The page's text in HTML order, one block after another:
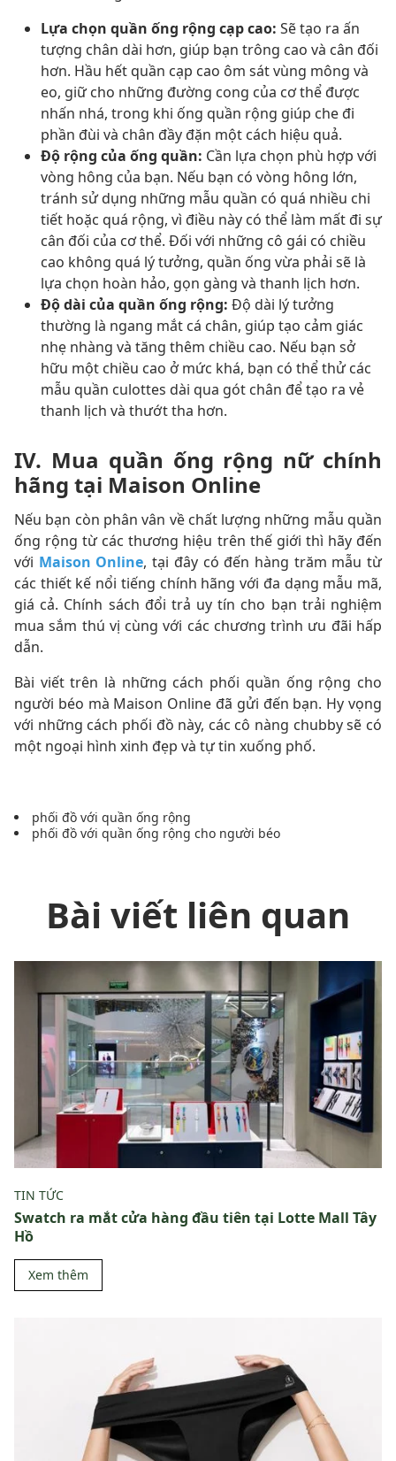
Lựa chọn quần ống rộng cạp cao: Sẽ tạo ra ấn
tượng chân dài hơn, giúp bạn trông cao và cân đối
hơn. Hầu hết quần cạp cao ôm sát vùng mông và
eo, giữ cho những đường cong của cơ thể được
nhấn nhá, trong khi ống quần rộng giúp che đi
phần đùi và chân đầy đặn một cách hiệu quả.
Độ rộng của ống quần: Cần lựa chọn phù hợp với
vòng hông của bạn. Nếu bạn có vòng hông lớn,
tránh sử dụng những mẫu quần có quá nhiều chi
tiết hoặc quá rộng, vì điều này có thể làm mất đi sự
cân đối của cơ thể. Đối với những cô gái có chiều
cao không quá lý tưởng, quần ống vừa phải sẽ là
lựa chọn hoàn hảo, gọn gàng và thanh lịch hơn.
Độ dài của quần ống rộng: Độ dài lý tưởng
thường là ngang mắt cá chân, giúp tạo cảm giác
nhẹ nhàng và tăng thêm chiều cao. Nếu bạn sở
hữu một chiều cao ở mức khá, bạn có thể thử các
mẫu quần culottes dài qua gót chân để tạo ra vẻ
thanh lịch và thướt tha hơn.
IV. Mua quần ống rộng nữ chính
hãng tại Maison Online
Nếu bạn còn phân vân về chất lượng những mẫu quần
ống rộng từ các thương hiệu trên thế giới thì hãy đến
với Maison Online, tại đây có đến hàng trăm mẫu từ
các thiết kế nổi tiếng chính hãng với đa dạng mẫu mã,
giá cả. Chính sách đổi trả uy tín cho bạn trải nghiệm
mua sắm thú vị cùng với các chương trình ưu đãi hấp
dẫn.
Bài viết trên là những cách phối quần ống rộng cho
người béo mà Maison Online đã gửi đến bạn. Hy vọng
với những cách phối đồ này, các cô nàng chubby sẽ có
một ngoại hình xinh đẹp và tự tin xuống phố.
phối đồ với quần ống rộng
phối đồ với quần ống rộng cho người béo
Bài viết liên quan
TIN TỨC
Swatch ra mắt cửa hàng đầu tiên tại Lotte Mall Tây
Hồ
Xem thêm